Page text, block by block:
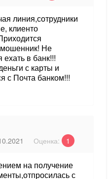
линия,сотрудники
клиенто
мошенник! Не
в банк!!!
с карты и
с Почта банком!!!
Оценка: 1
на получение
с